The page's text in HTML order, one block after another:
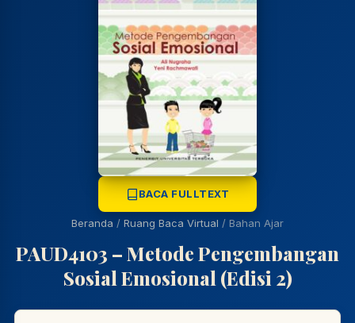
BACA FULLTEXT
Beranda / Ruang Baca Virtual / Bahan Ajar
PAUD4103 – Metode Pengembangan
Sosial Emosional (Edisi 2)
NARA
LIBRARY NAVIGASI AKSES
REFERENSI AKADEMIK
Online A±
AKADEMIK